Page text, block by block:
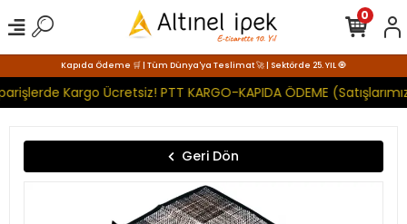
Kapıda Ödeme 🛒 | Tüm Dünya'ya Teslimat 🚀 | Sektörde 25. YIL 🧿
Kargo Ücretsiz! PTT KARGO-KAPIDA ÖDEME
0
Geri Dön